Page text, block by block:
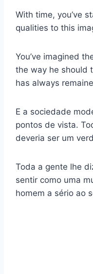
With time, you’ve
qualities to this
You’ve imagined
the way he should
has always
E a sociedade
pontos de vista.
deveria ser um
Toda a gente lhe
sentir como uma
homem a sério ao